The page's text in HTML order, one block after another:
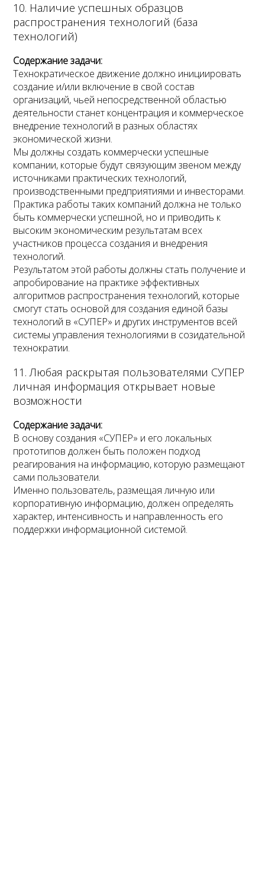
10. Наличие успешных образцов
распространения технологий (база
технологий)
Содержание задачи:
Технократическое движение должно инициировать
создание и/или включение в свой состав
организаций, чьей непосредственной областью
деятельности станет концентрация и коммерческое
внедрение технологий в разных областях
экономической жизни.
Мы должны создать коммерчески успешные
компании, которые будут связующим звеном между
источниками практических технологий,
производственными предприятиями и инвесторами.
Практика работы таких компаний должна не только
быть коммерчески успешной, но и приводить к
высоким экономическим результатам всех
участников процесса создания и внедрения
технологий.
Результатом этой работы должны стать получение и
апробирование на практике эффективных
алгоритмов распространения технологий, которые
смогут стать основой для создания единой базы
технологий в «СУПЕР» и других инструментов всей
системы управления технологиями в созидательной
технократии.
11. Любая раскрытая пользователями СУПЕР
личная информация открывает новые
возможности
Содержание задачи:
В основу создания «СУПЕР» и его локальных
прототипов должен быть положен подход
реагирования на информацию, которую размещают
сами пользователи.
Именно пользователь, размещая личную или
корпоративную информацию, должен определять
характер, интенсивность и направленность его
поддержки информационной системой.